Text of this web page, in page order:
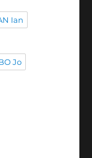
Ian
Jo